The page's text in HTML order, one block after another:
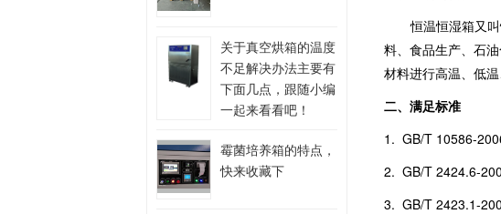
恒温恒湿箱又
料、食品生产、石
材料进行高温、低
二、 满足标准
1. GB/T 10586-
2. GB/T 2424.6-
3. GB/T 2423.1-
关于真空烘箱的温度
不足解决办法主要有
下面几点，跟随小编
一起来看看吧！
霉菌培养箱的特点，
快来收藏下